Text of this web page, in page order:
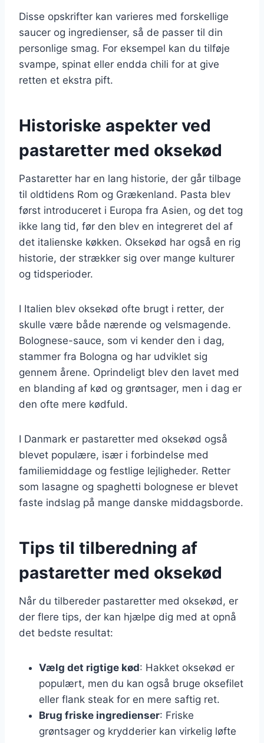
Disse opskrifter kan varieres med forskellige
saucer og ingredienser, så de passer til din
personlige smag. For eksempel kan du tilføje
svampe, spinat eller endda chili for at give
retten et ekstra pift.
Historiske aspekter ved
pastaretter med oksekød
Pastaretter har en lang historie, der går tilbage
til oldtidens Rom og Grækenland. Pasta blev
først introduceret i Europa fra Asien, og det tog
ikke lang tid, før den blev en integreret del af
det italienske køkken. Oksekød har også en rig
historie, der strækker sig over mange kulturer
og tidsperioder.
I Italien blev oksekød ofte brugt i retter, der
skulle være både nærende og velsmagende.
Bolognese-sauce, som vi kender den i dag,
stammer fra Bologna og har udviklet sig
gennem årene. Oprindeligt blev den lavet med
en blanding af kød og grøntsager, men i dag er
den ofte mere kødfuld.
I Danmark er pastaretter med oksekød også
blevet populære, især i forbindelse med
familiemiddage og festlige lejligheder. Retter
som lasagne og spaghetti bolognese er blevet
faste indslag på mange danske middagsborde.
Tips til tilberedning af
pastaretter med oksekød
Når du tilbereder pastaretter med oksekød, er
der flere tips, der kan hjælpe dig med at opnå
det bedste resultat:
Vælg det rigtige kød: Hakket oksekød er
populært, men du kan også bruge oksefilet
eller flank steak for en mere saftig ret.
Brug friske ingredienser: Friske
grøntsager og krydderier kan virkelig løfte